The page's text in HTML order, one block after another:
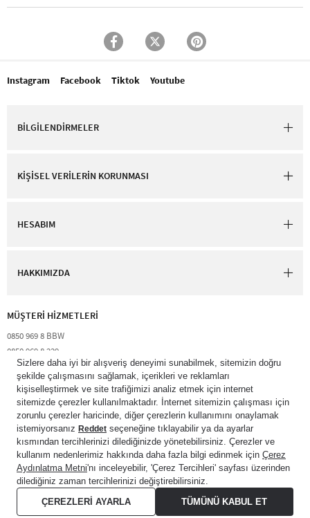
Instagram Facebook Tiktok Youtube
BİLGİLENDİRMELER
KİŞİSEL VERİLERİN KORUNMASI
HESABIM
HAKKIMIZDA
MÜŞTERİ HİZMETLERİ​
0850 969 8 BBW​
0850 969 8 229​​
destek@bathandbodyworks.com.tr
Resmi tatiller hariç hafta içi 09:00 – 18:00 saatleri arası​
© 2026 Bath & Body Works Direct Inc. Shaya Mağazacılık A.Ş. Franchise
lisansı aracılığıyla işletilen ticari markasıdır. Her hakkı saklıdır.
© Bath & Body Works.All Rights Reserved.